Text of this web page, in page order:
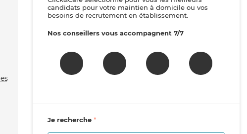
candidats pour votre maintien à domicile ou vos
besoins de recrutement en établissement.
Nos conseillers vous accompagnent 7/7
Je recherche